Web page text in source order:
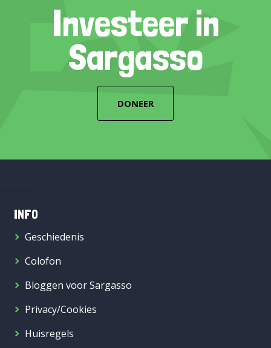
Investeer in
Sargasso
DONEER
INFO
Geschiedenis
Colofon
Bloggen voor Sargasso
Privacy/Cookies
Huisregels